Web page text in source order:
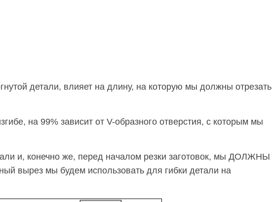
детали, влияет на длину, на которую мы должны отрезать
на 99% зависит от V-образного отверстия, с которым мы
и, конечно же, перед началом резки заготовок, мы ДОЛЖНЫ
вырез мы будем использовать для гибки детали на